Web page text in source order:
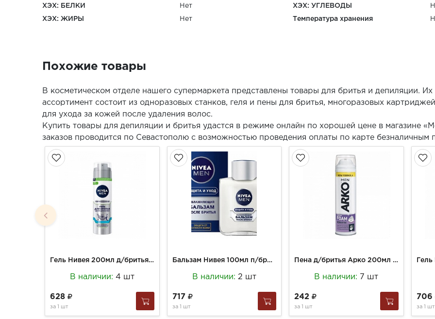
ХЭХ: БЕЛКИ Нет ХЭХ: УГЛЕВОДЫ
ХЭХ: ЖИРЫ Нет Температура хранения
Похожие товары
В косметическом отделе нашего супермаркета представлены товары для бритья и депиляции.
ассортимент состоит из одноразовых станков, геля и пены для бритья, многоразовых
для ухода за кожей после удаления волос.
Купить товары для депиляции и бритья удастся в режиме онлайн по хорошей цене в магазине
заказов проводится по Севастополю с возможностью проведения оплаты по карте безналичным
Гель Нивея 200мл д/бритья Одним движением
В наличии: 4 шт
628
за 1 шт
Бальзам Нивея 100мл п/бритья Увлажняющий
В наличии: 2 шт
717
за 1 шт
Пена д/бритья Арко 200мл Сенсетив муж.
В наличии: 7 шт
242
за 1 шт
706
за 1 шт